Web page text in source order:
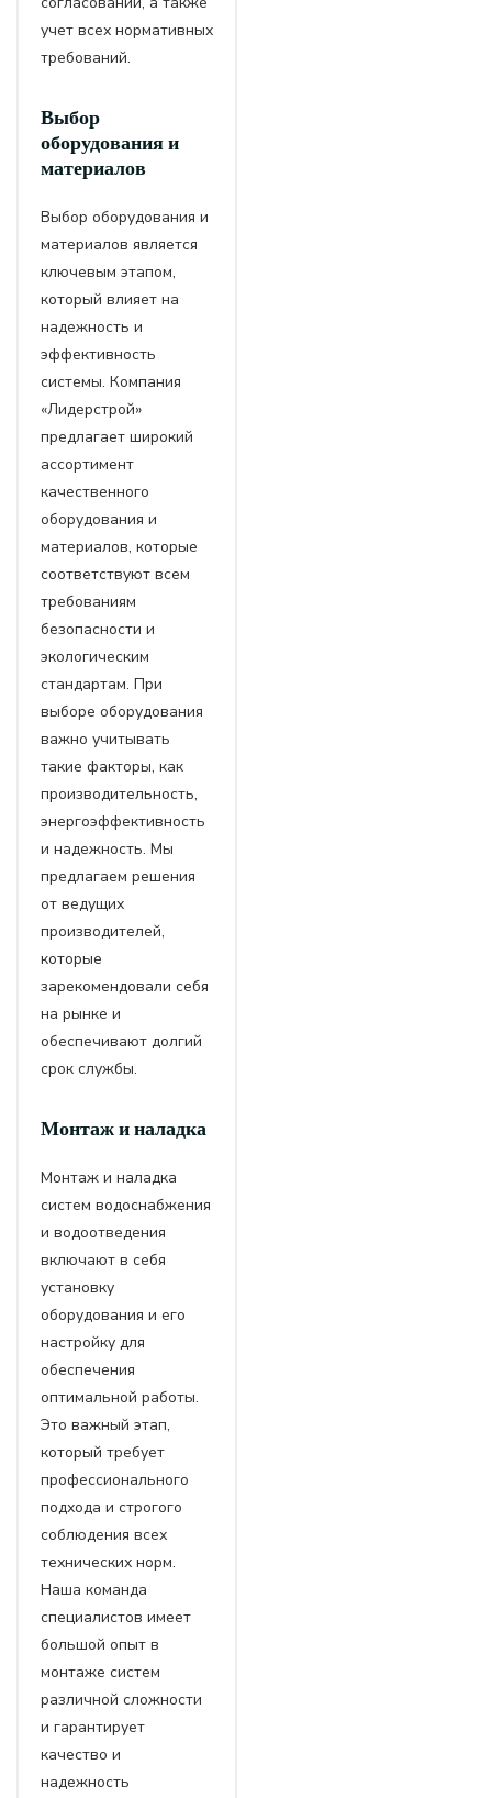
учет всех нормативных
требований.
Выбор
оборудования и
материалов
Выбор оборудования и
материалов является
ключевым этапом,
который влияет на
надежность и
эффективность
системы. Компания
«Лидерстрой»
предлагает широкий
ассортимент
качественного
оборудования и
материалов, которые
соответствуют всем
требованиям
безопасности и
экологическим
стандартам. При
выборе оборудования
важно учитывать
такие факторы, как
производительность,
энергоэффективность
и надежность. Мы
предлагаем решения
от ведущих
производителей,
которые
зарекомендовали себя
на рынке и
обеспечивают долгий
срок службы.
Монтаж и наладка
Монтаж и наладка
систем водоснабжения
и водоотведения
включают в себя
установку
оборудования и его
настройку для
обеспечения
оптимальной работы.
Это важный этап,
который требует
профессионального
подхода и строгого
соблюдения всех
технических норм.
Наша команда
специалистов имеет
большой опыт в
монтаже систем
различной сложности
и гарантирует
качество и
надежность